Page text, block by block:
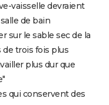
vaisselle devraient
de bain
sur le sable sec de la
de trois fois plus
plus dur que
qui conservent des